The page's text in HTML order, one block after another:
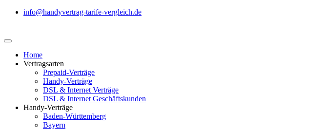
info@handyvertrag-tarife-vergleich.de
Home
Vertragsarten
Prepaid-Verträge
Handy-Verträge
DSL & Internet Verträge
DSL & Internet Geschäftskunden
Handy-Verträge
Baden-Württemberg
Bayern